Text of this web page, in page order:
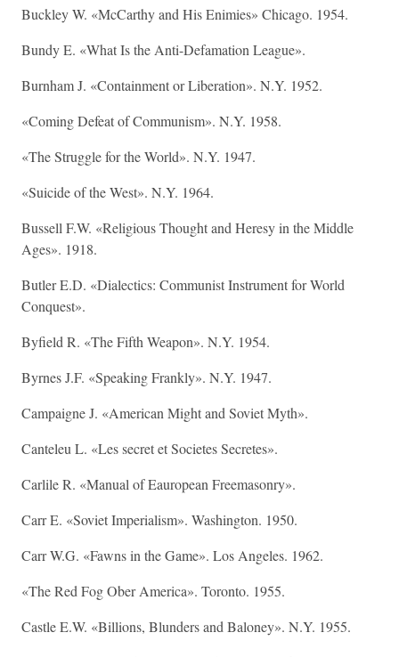
Buckley W. «McCarthy and His Enimies» Chicago. 1954.
Bundy E. «What Is the Anti-Defamation League».
Burnham J. «Containment or Liberation». N.Y. 1952.
«Coming Defeat of Communism». N.Y. 1958.
«The Struggle for the World». N.Y. 1947.
«Suicide of the West». N.Y. 1964.
Bussell F.W. «Religious Thought and Heresy in the Middle
Ages». 1918.
Butler E.D. «Dialectics: Communist Instrument for World
Conquest».
Byfield R. «The Fifth Weapon». N.Y. 1954.
Byrnes J.F. «Speaking Frankly». N.Y. 1947.
Campaigne J. «American Might and Soviet Myth».
Canteleu L. «Les secret et Societes Secretes».
Carlile R. «Manual of Eauropean Freemasonry».
Carr E. «Soviet Imperialism». Washington. 1950.
Carr W.G. «Fawns in the Game». Los Angeles. 1962.
«The Red Fog Ober America». Toronto. 1955.
Castle E.W. «Billions, Blunders and Baloney». N.Y. 1955.